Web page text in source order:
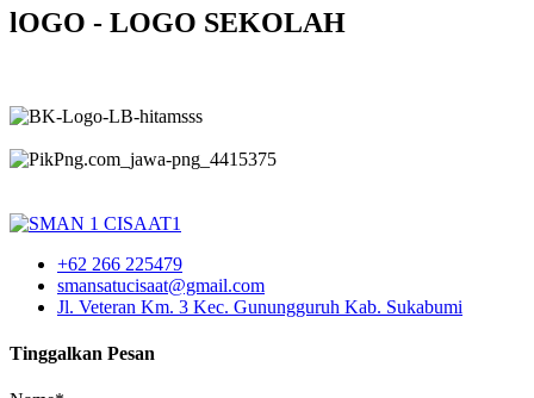
lOGO - LOGO SEKOLAH
+62 266 225479
smansatucisaat@gmail.com
Jl. Veteran Km. 3 Kec. Gunungguruh Kab. Sukabumi
Tinggalkan Pesan